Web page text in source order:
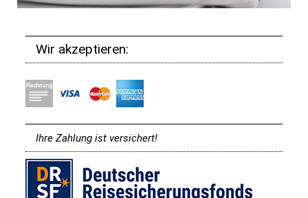
Wir akzeptieren:
Ihre Zahlung ist versichert!